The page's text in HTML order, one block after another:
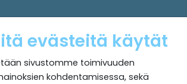
Kymppi
Kokemuksia Rekrytointi
evästeitä käytät
sivustomme toimivuuden
kohdentamisessa, sekä